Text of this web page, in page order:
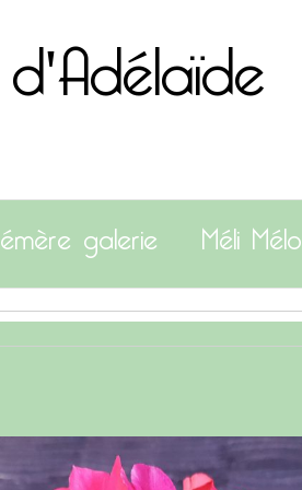
galerie Méli Mélo